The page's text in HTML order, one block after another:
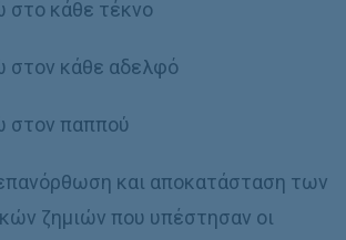
στο κάθε τέκνο
στον κάθε αδελφό
στον παππού
και αποκατάσταση των
ζημιών που υπέστησαν οι